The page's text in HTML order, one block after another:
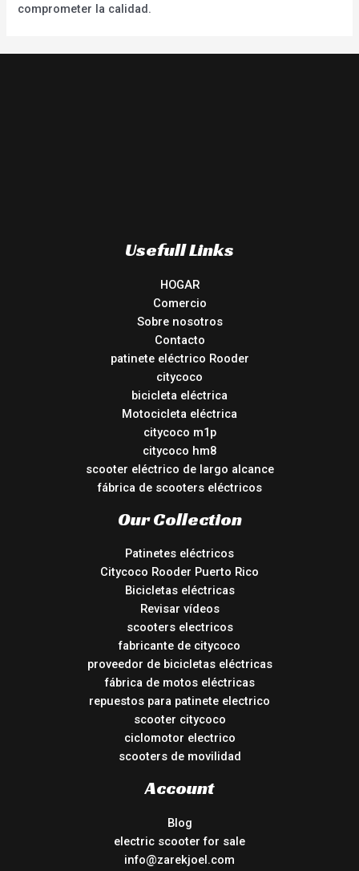
comprometer la calidad.
Usefull Links
HOGAR
Comercio
Sobre nosotros
Contacto
patinete eléctrico Rooder
citycoco
bicicleta eléctrica
Motocicleta eléctrica
citycoco m1p
citycoco hm8
scooter eléctrico de largo alcance
fábrica de scooters eléctricos
Our Collection
Patinetes eléctricos
Citycoco Rooder Puerto Rico
Bicicletas eléctricas
Revisar vídeos
scooters electricos
fabricante de citycoco
proveedor de bicicletas eléctricas
fábrica de motos eléctricas
repuestos para patinete electrico
scooter citycoco
ciclomotor electrico
scooters de movilidad
Account
Blog
electric scooter for sale
info@zarekjoel.com